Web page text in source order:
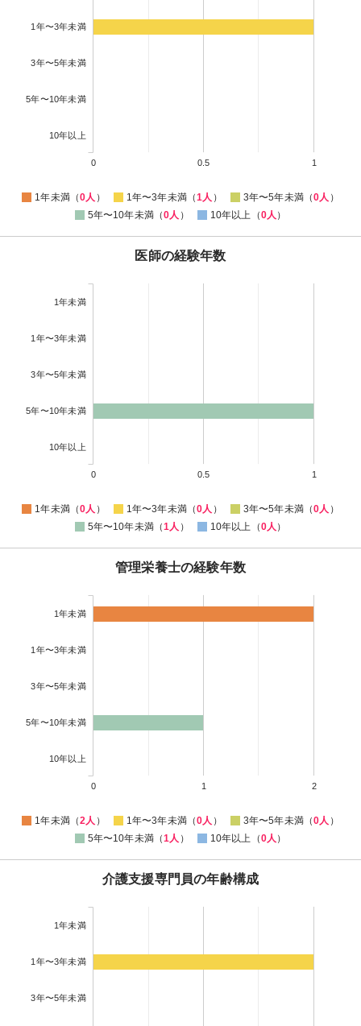
1年〜3年未満
3年〜5年未満
5年〜10年未満
10年以上
0 0.5 1
1年未満（0人 ） 1年〜3年未満（1人 ） 3年〜5年未満（0人 ）
5年〜10年未満（0人 ） 10年以上（0人 ）
医師の経験年数
1年未満
1年〜3年未満
3年〜5年未満
5年〜10年未満
10年以上
0 0.5 1
1年未満（0人 ） 1年〜3年未満（0人 ） 3年〜5年未満（0人 ）
5年〜10年未満（1人 ） 10年以上（0人 ）
管理栄養士の経験年数
1年未満
1年〜3年未満
3年〜5年未満
5年〜10年未満
10年以上
0 1 2
1年未満（2人 ） 1年〜3年未満（0人 ） 3年〜5年未満（0人 ）
5年〜10年未満（1人 ） 10年以上（0人 ）
介護支援専門員の年齢構成
1年未満
1年〜3年未満
3年〜5年未満